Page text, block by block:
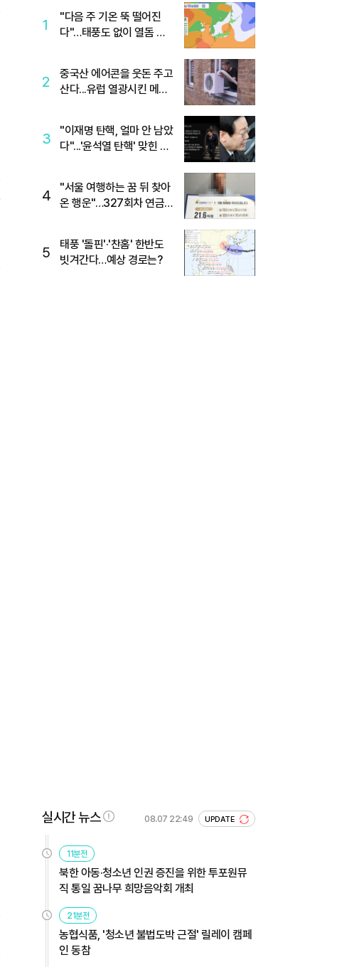
1
"다음 주 기온 뚝 떨어진
다"…태풍도 없이 열돔 박
2
중국산 에어콘을 웃돈 주고
산다...유럽 열광시킨 메이
3
"이재명 탄핵, 얼마 안 남았
다"...'윤석열 탄핵' 맞힌 무
4
"서울 여행하는 꿈 뒤 찾아
온 행운"…327회차 연금
5
태풍 '돌핀'·'찬홈' 한반도
빗겨간다…예상 경로는?
실시간 뉴스 08.07 22:49 UPDATE
11분전
북한 아동·청소년 인권 증진을 위한 투포원뮤
직 통일 꿈나무 희망음악회 개최
21분전
농협식품, '청소년 불법도박 근절' 릴레이 캠페
인 동참